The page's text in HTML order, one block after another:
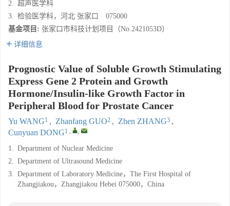
2. 超声医学科
3. 检验医学科，河北 张家口 075000
基金项目: 张家口市科技计划项目（No.2421053D）
详细信息
Prognostic Value of Soluble Growth Stimulating
Express Gene 2 Protein and Growth
Hormone/Insulin-like Growth Factor in
Peripheral Blood for Prostate Cancer
Yu WANG1 , Zhanfang GUO2 , Zhen ZHANG3 ,
Cunyuan DONG1 , ,
1. Department of Nuclear Medicine
2. Department of Ultrasound Medicine
3. Department of Laboratory Medicine，The First Hospital of
Zhangjiakou，Zhangjiakou Hebei 075000，China